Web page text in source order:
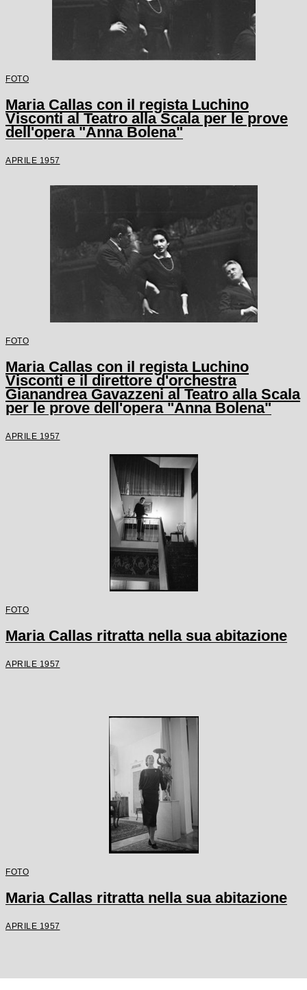
FOTO
Maria Callas con il regista Luchino
Visconti al Teatro alla Scala per le prove
dell'opera "Anna Bolena"
APRILE 1957
FOTO
Maria Callas con il regista Luchino
Visconti e il direttore d'orchestra
Gianandrea Gavazzeni al Teatro alla Scala
per le prove dell'opera "Anna Bolena"
APRILE 1957
FOTO
Maria Callas ritratta nella sua abitazione
APRILE 1957
FOTO
Maria Callas ritratta nella sua abitazione
APRILE 1957